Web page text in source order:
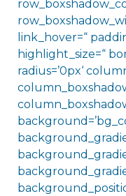
link_hover=“
highlight_size=“
radius=’0px‘